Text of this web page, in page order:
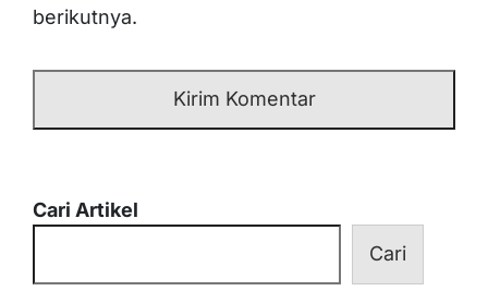
berikutnya.
Cari Artikel
Cari